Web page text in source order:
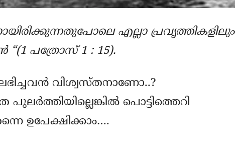
എല്ലാ പ്രവൃത്തികളിലും
“(1 പത്രോസ് 1 : 15).
വിശ്വസ്തനാണോ..?
പൊട്ടിത്തെറി
ഉപേക്ഷിക്കാം….